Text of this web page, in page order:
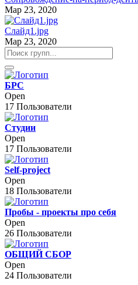
Мар 23, 2020
Слайд1.jpg
Мар 23, 2020
БРС
Open
17 Пользователи
Студии
Open
17 Пользователи
Self-project
Open
18 Пользователи
Пробы - проекты про себя
Open
26 Пользователи
ОБЩИЙ СБОР
Open
24 Пользователи